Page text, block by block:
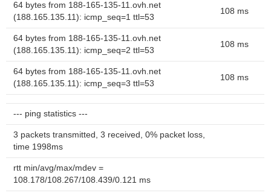
64 bytes from 188-165-135-11.ovh.net
(188.165.135.11): icmp_seq=1 ttl=53
108 ms
64 bytes from 188-165-135-11.ovh.net
(188.165.135.11): icmp_seq=2 ttl=53
108 ms
64 bytes from 188-165-135-11.ovh.net
(188.165.135.11): icmp_seq=3 ttl=53
108 ms
--- ping statistics ---
3 packets transmitted, 3 received, 0% packet loss,
time 1998ms
rtt min/avg/max/mdev =
108.178/108.267/108.439/0.121 ms